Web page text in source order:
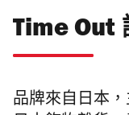
Time Out
品牌來自日本